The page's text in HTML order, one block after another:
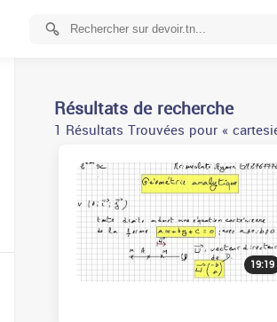
Résultats de recherche
1 Résultats Trouvées pour «
19:19